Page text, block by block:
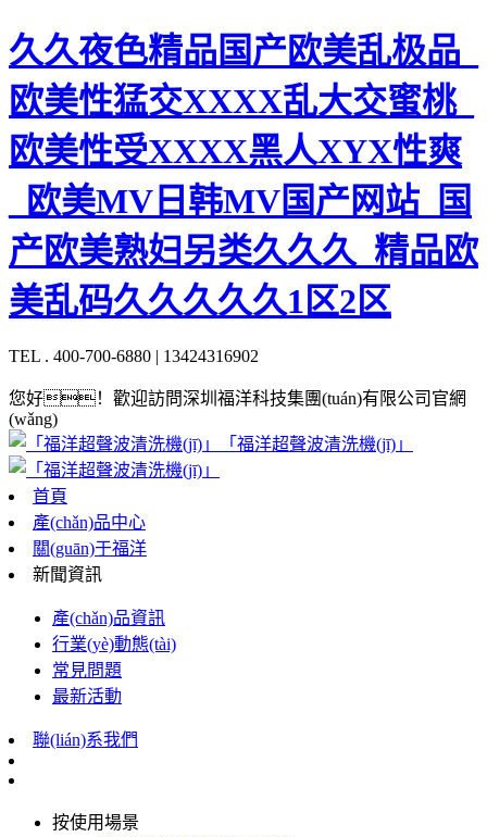
久久夜色精品国产欧美乱极品_
欧美性猛交XXXX乱大交蜜桃_
欧美性受XXXX黑人XYX性爽
_欧美MV日韩MV国产网站_国
产欧美熟妇另类久久久_精品欧
美乱码久久久久久1区2区
TEL . 400-700-6880 | 13424316902
您好！歡迎訪問深圳福洋科技集團(tuán)有限公司官網
(wǎng)
「福洋超聲波清洗機(jī)」
首頁
產(chǎn)品中心
關(guān)于福洋
新聞資訊
產(chǎn)品資訊
行業(yè)動態(tài)
常見問題
最新活動
聯(lián)系我們
按使用場景